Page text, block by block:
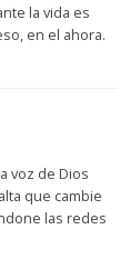
la vida es
en el ahora.
voz de Dios
que cambie
las redes